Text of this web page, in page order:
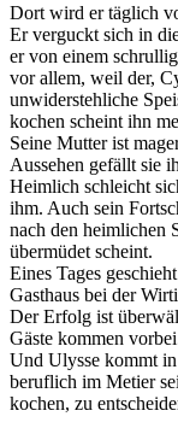
Dort wird er täglich
Er verguckt sich in
er von einem
vor allem, weil der,
unwiderstehliche
kochen scheint ihn
Seine Mutter ist
Aussehen gefällt sie
Heimlich schleicht
ihm. Auch sein
nach den heimlichen
übermüdet scheint.
Eines Tages
Gasthaus bei der
Der Erfolg ist
Gäste kommen
Und Ulysse kommt
beruflich im Metier
kochen, zu